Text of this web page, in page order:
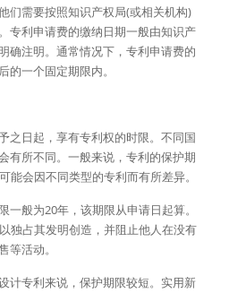
们需要按照知识产权局(或相关机构)
专利申请费的缴纳日期一般由知识产
确注明。通常情况下，专利申请费的
的一个固定期限内。
之日起，享有专利权的时限。不同国
有所不同。一般来说，专利的保护期
能会因不同类型的专利而有所差异。
一般为20年，该期限从申请日起算。
独占其发明创造，并阻止他人在没有
等活动。
计专利来说，保护期限较短。实用新